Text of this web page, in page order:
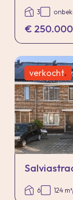
3
€ 250.000
verkocht.
6 124 m²